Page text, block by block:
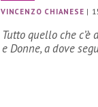
VINCENZO CHIANESE |
Tutto quello che c’è
e Donne, a dove